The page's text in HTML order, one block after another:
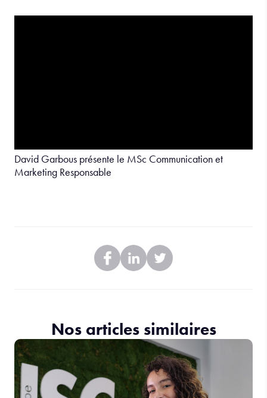
David Garbous présente le MSc Communication et
Marketing Responsable
Nos articles similaires